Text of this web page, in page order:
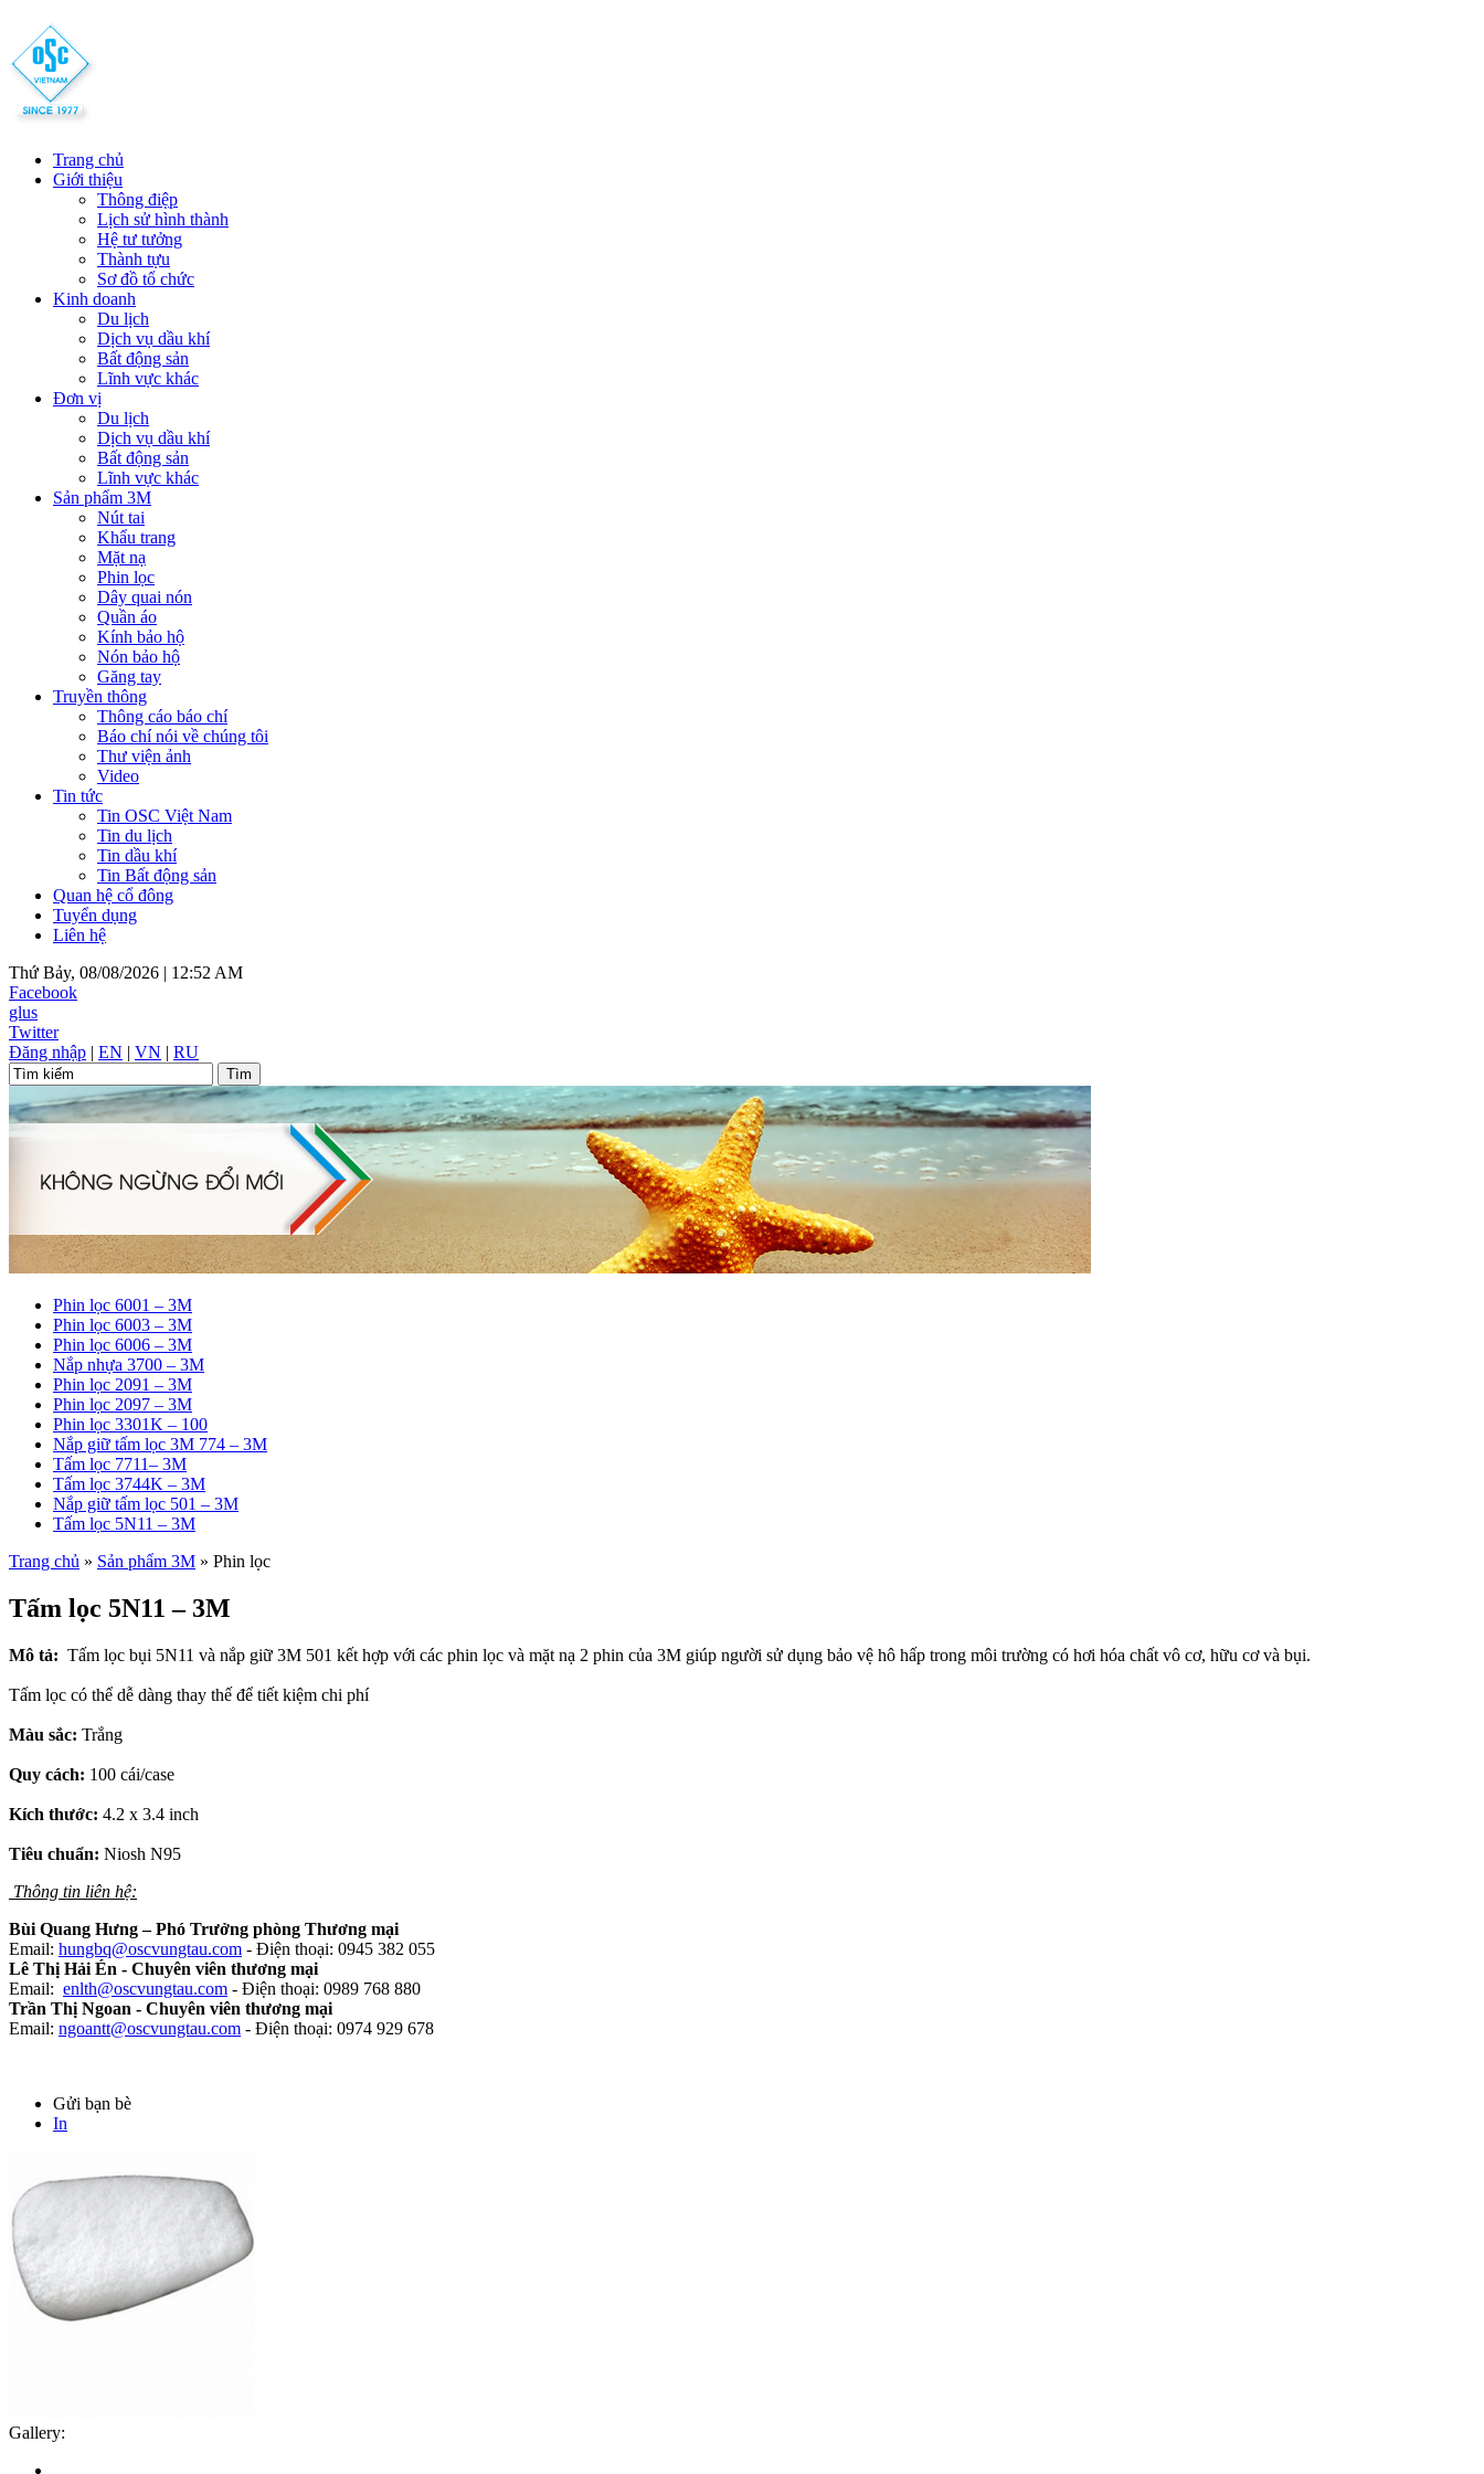
Trang chủ
Giới thiệu
Thông điệp
Lịch sử hình thành
Hệ tư tưởng
Thành tựu
Sơ đồ tổ chức
Kinh doanh
Du lịch
Dịch vụ dầu khí
Bất động sản
Lĩnh vực khác
Đơn vị
Du lịch
Dịch vụ dầu khí
Bất động sản
Lĩnh vực khác
Sản phẩm 3M
Nút tai
Khẩu trang
Mặt nạ
Phin lọc
Dây quai nón
Quần áo
Kính bảo hộ
Nón bảo hộ
Găng tay
Truyền thông
Thông cáo báo chí
Báo chí nói về chúng tôi
Thư viện ảnh
Video
Tin tức
Tin OSC Việt Nam
Tin du lịch
Tin dầu khí
Tin Bất động sản
Quan hệ cổ đông
Tuyển dụng
Liên hệ
Thứ Bảy, 08/08/2026 | 12:52 AM
Facebook
glus
Twitter
Đăng nhập | EN | VN | RU
Phin lọc 6001 – 3M
Phin lọc 6003 – 3M
Phin lọc 6006 – 3M
Nắp nhựa 3700 – 3M
Phin lọc 2091 – 3M
Phin lọc 2097 – 3M
Phin lọc 3301K – 100
Nắp giữ tấm lọc 3M 774 – 3M
Tấm lọc 7711– 3M
Tấm lọc 3744K – 3M
Nắp giữ tấm lọc 501 – 3M
Tấm lọc 5N11 – 3M
Trang chủ » Sản phẩm 3M » Phin lọc
Tấm lọc 5N11 – 3M
Mô tả: Tấm lọc bụi 5N11 và nắp giữ 3M 501 kết hợp với các phin lọc và mặt nạ 2 phin của 3M giúp người sử dụng bảo vệ hô hấp trong môi trường có hơi hóa chất vô cơ, hữu cơ và bụi.
Tấm lọc có thể dễ dàng thay thế để tiết kiệm chi phí
Màu sắc: Trắng
Quy cách: 100 cái/case
Kích thước: 4.2 x 3.4 inch
Tiêu chuẩn: Niosh N95
Thông tin liên hệ:
Bùi Quang Hưng – Phó Trưởng phòng Thương mại
Email: hungbq@oscvungtau.com - Điện thoại: 0945 382 055
Lê Thị Hải Én - Chuyên viên thương mại
Email: enlth@oscvungtau.com - Điện thoại: 0989 768 880
Trần Thị Ngoan - Chuyên viên thương mại
Email: ngoantt@oscvungtau.com - Điện thoại: 0974 929 678
Gửi bạn bè
In
Gallery: